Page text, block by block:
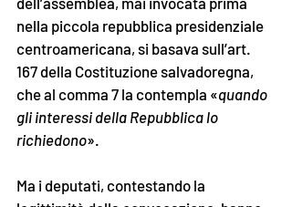
nella piccola repubblica presidenziale
centroamericana, si basava sull’art.
167 della Costituzione salvadoregna,
che al comma 7 la contempla «quando
gli interessi della Repubblica lo
richiedono».
Ma i deputati, contestando la